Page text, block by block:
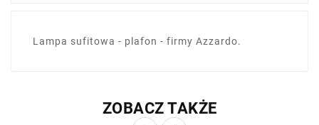
Lampa sufitowa - plafon - firmy Azzardo.
ZOBACZ TAKŻE